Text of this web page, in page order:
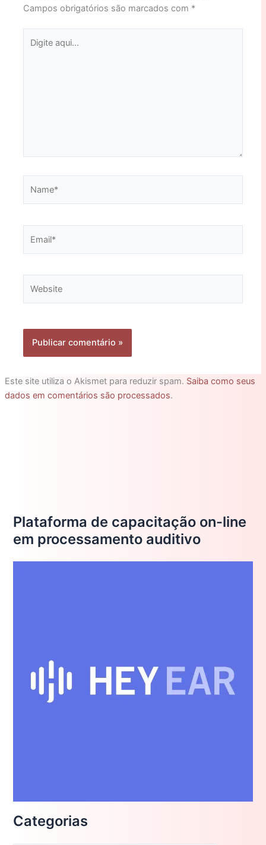
Campos obrigatórios são marcados com *
aqui...
Este site utiliza o Akismet para reduzir spam. Saiba como seus
dados em comentários são processados.
Plataforma de capacitação on-line
em processamento auditivo
Categorias